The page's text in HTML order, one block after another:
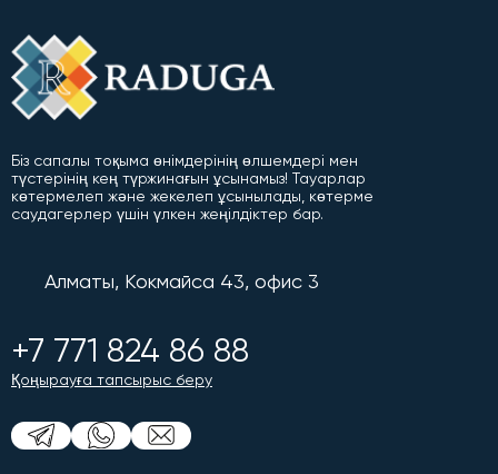
Біз сапалы тоқыма өнімдерінің өлшемдері мен
түстерінің кең түржинағын ұсынамыз! Тауарлар
көтермелеп және жекелеп ұсынылады, көтерме
саудагерлер үшін үлкен жеңілдіктер бар.
Алматы, Кокмайса 43, офис 3
+7 771 824 86 88
Қоңырауға тапсырыс беру